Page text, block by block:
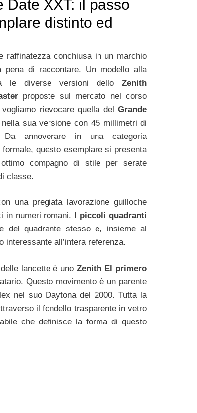
Date XXT: il passo
distinto ed
raffinatezza conchiusa in un marchio
pena di raccontare. Un modello alla
le diverse versioni delloZenith
proposte sul mercato nel corso
vogliamo rievocare quella delGrande
sua versione con 45 millimetri di
Da annoverare in una categoria
formale, questo esemplare si presenta
compagno di stile per serate
classe.
una pregiata lavorazione guilloche
in numeri romani. I piccoli quadranti
del quadrante stesso e, insieme al
interessante all’intera referenza.
lancette è unoZenith El primero
Questo movimento è un parente
nel suo Daytona del 2000. Tutta la
il fondello trasparente in vetro
che definisce la forma di questo